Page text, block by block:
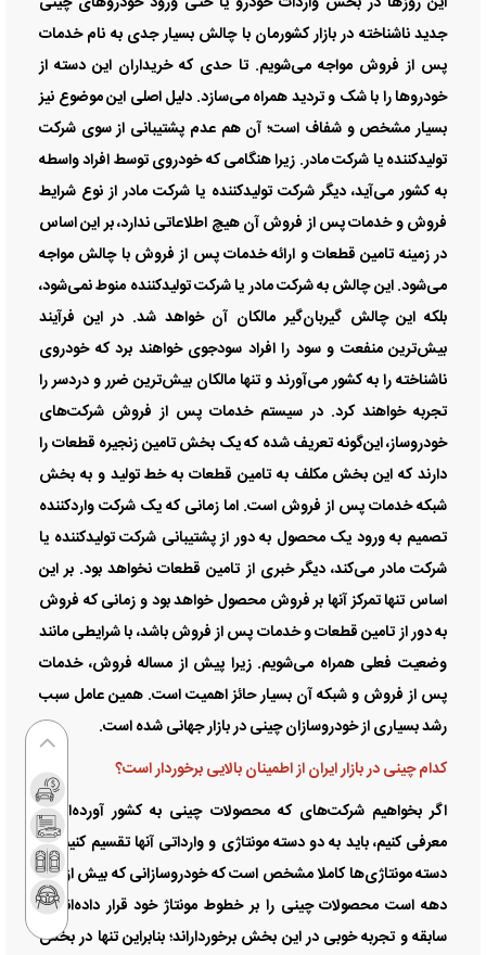
جدید ناشناخته در بازار کشورمان با چالش بسیار جدی به نام خدمات
پس از فروش مواجه می‌شویم. تا حدی که خریداران این دسته از
خودرو‌ها را با شک و تردید همراه می‌سازد. دلیل اصلی این موضوع نیز
بسیار مشخص و شفاف است؛ آن هم عدم پشتیبانی از سوی شرکت
تولیدکننده یا شرکت مادر. زیرا هنگامی که خودروی توسط افراد واسطه
به کشور می‌آید، دیگر شرکت تولیدکننده یا شرکت مادر از نوع شرایط
فروش و خدمات پس از فروش آن هیچ اطلاعاتی ندارد، بر این اساس
در زمینه تامین قطعات و ارائه خدمات پس از فروش با چالش مواجه
می‌شود. این چالش به شرکت مادر یا شرکت تولیدکننده منوط نمی‌شود،
بلکه این چالش گیربان‌گیر مالکان آن خواهد شد. در این فرآیند
بیش‌ترین منفعت و سود را افراد سودجوی خواهند برد که خودروی
ناشناخته را به کشور می‌آورند و تنها مالکان بیش‌ترین ضرر و دردسر را
تجربه خواهند کرد. در سیستم خدمات پس از فروش شرکت‌های
خودروساز، این‌گونه تعریف شده که یک بخش تامین زنجیره قطعات را
دارند که این بخش مکلف به تامین قطعات به خط تولید و به بخش
شبکه خدمات پس از فروش است. اما زمانی که یک شرکت واردکننده
تصمیم به ورود یک محصول به دور از پشتیبانی شرکت تولیدکننده یا
شرکت مادر می‌کند، دیگر خبری از تامین قطعات نخواهد بود. بر این
اساس تنها تمرکز آنها بر فروش محصول خواهد بود و زمانی که فروش
به دور از تامین قطعات و خدمات پس از فروش باشد، با شرایطی مانند
وضعیت فعلی همراه می‌شویم. زیرا پیش از مساله فروش، خدمات
پس از فروش و شبکه آن بسیار حائز اهمیت است. همین عامل سبب
رشد بسیاری از خودروسازان چینی در بازار جهانی شده است.
کدام چینی در بازار ایران از اطمینان بالایی برخوردار است؟
اگر بخواهیم شرکت‌های که محصولات چینی به کشور آورده‌اند را
معرفی کنیم، باید به دو دسته مونتاژی و وارداتی آنها تقسیم کنیم. در
دسته مونتاژی‌ها کاملا مشخص است که خودروسازانی که بیش از یک
دهه است محصولات چینی را بر خطوط مونتاژ خود قرار داده‌اند، از
سابقه و تجربه خوبی در این بخش برخورداراند؛ بنابراین تنها در بخش